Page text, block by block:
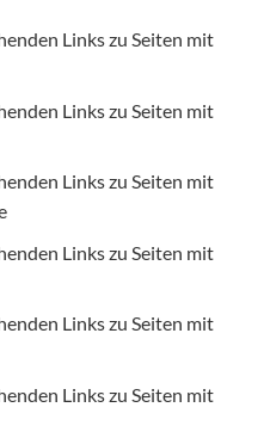
Links zu Seiten mit
Links zu Seiten mit
Links zu Seiten mit
Links zu Seiten mit
Links zu Seiten mit
Links zu Seiten mit